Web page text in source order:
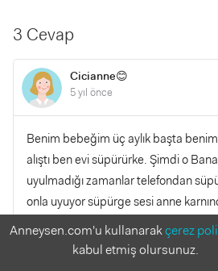
3 Cevap
Cicianne😊
5 yıl önce
Benim bebeğim üç aylık başta
alıştı ben evi süpürürke. Şimdi o
uyulmadığı zamanlar telefondan
onla uyuyor süpürge sesi anne
anımsatırmış sizin bebeğiniz kaç aylık
Anneysen.com'u kullanarakçerez
kabul etmiş olursunuz.